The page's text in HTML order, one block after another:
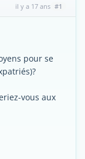
il y a 17 ans #1
pour se
vous aux